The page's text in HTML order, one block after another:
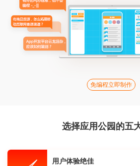
免编程立即制作
选择应用公园的五
用户体验绝佳